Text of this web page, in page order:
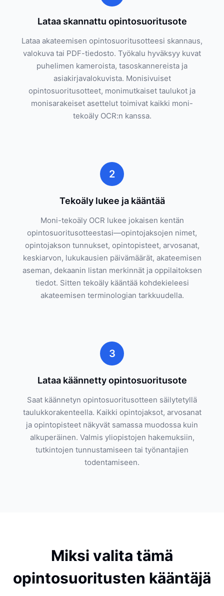
Lataa skannattu opintosuoritusote
Lataa akateemisen opintosuoritusotteesi skannaus,
valokuva tai PDF-tiedosto. Työkalu hyväksyy kuvat
puhelimen kameroista, tasoskannereista ja
asiakirjavalokuvista. Monisivuiset
opintosuoritusotteet, monimutkaiset taulukot ja
monisarakeiset asettelut toimivat kaikki moni-
tekoäly OCR:n kanssa.
2
Tekoäly lukee ja kääntää
Moni-tekoäly OCR lukee jokaisen kentän
opintosuoritusotteestasi—opintojaksojen nimet,
opintojakson tunnukset, opintopisteet, arvosanat,
keskiarvon, lukukausien päivämäärät, akateemisen
aseman, dekaanin listan merkinnät ja oppilaitoksen
tiedot. Sitten tekoäly kääntää kohdekieleesi
akateemisen terminologian tarkkuudella.
3
Lataa käännetty opintosuoritusote
Saat käännetyn opintosuoritusotteen säilytetyllä
taulukkorakenteella. Kaikki opintojaksot, arvosanat
ja opintopisteet näkyvät samassa muodossa kuin
alkuperäinen. Valmis yliopistojen hakemuksiin,
tutkintojen tunnustamiseen tai työnantajien
todentamiseen.
Miksi valita tämä
opintosuoritusten kääntäjä